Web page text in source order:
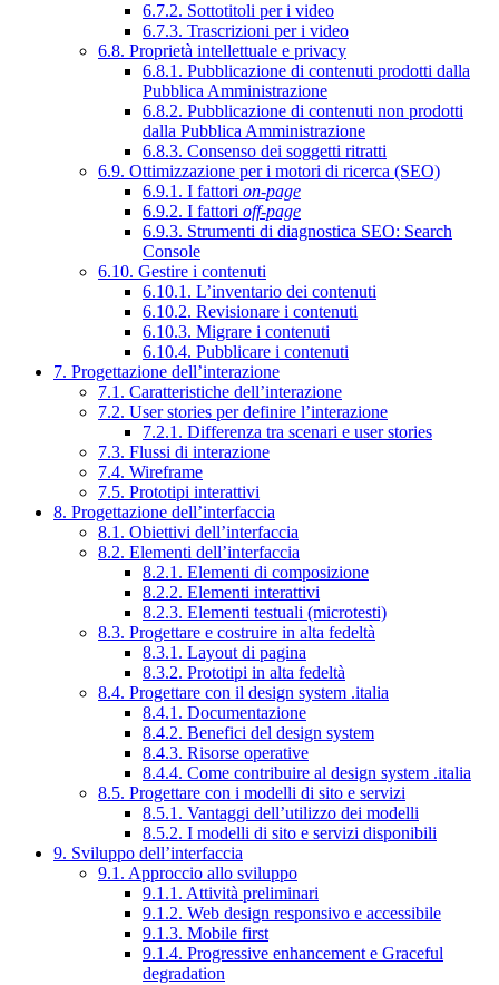
6.7.2. Sottotitoli per i video
6.7.3. Trascrizioni per i video
6.8. Proprietà intellettuale e privacy
6.8.1. Pubblicazione di contenuti prodotti dalla
Pubblica Amministrazione
6.8.2. Pubblicazione di contenuti non prodotti
dalla Pubblica Amministrazione
6.8.3. Consenso dei soggetti ritratti
6.9. Ottimizzazione per i motori di ricerca (SEO)
6.9.1. I fattori on-page
6.9.2. I fattori off-page
6.9.3. Strumenti di diagnostica SEO: Search
Console
6.10. Gestire i contenuti
6.10.1. L’inventario dei contenuti
6.10.2. Revisionare i contenuti
6.10.3. Migrare i contenuti
6.10.4. Pubblicare i contenuti
7. Progettazione dell’interazione
7.1. Caratteristiche dell’interazione
7.2. User stories per definire l’interazione
7.2.1. Differenza tra scenari e user stories
7.3. Flussi di interazione
7.4. Wireframe
7.5. Prototipi interattivi
8. Progettazione dell’interfaccia
8.1. Obiettivi dell’interfaccia
8.2. Elementi dell’interfaccia
8.2.1. Elementi di composizione
8.2.2. Elementi interattivi
8.2.3. Elementi testuali (microtesti)
8.3. Progettare e costruire in alta fedeltà
8.3.1. Layout di pagina
8.3.2. Prototipi in alta fedeltà
8.4. Progettare con il design system .italia
8.4.1. Documentazione
8.4.2. Benefici del design system
8.4.3. Risorse operative
8.4.4. Come contribuire al design system .italia
8.5. Progettare con i modelli di sito e servizi
8.5.1. Vantaggi dell’utilizzo dei modelli
8.5.2. I modelli di sito e servizi disponibili
9. Sviluppo dell’interfaccia
9.1. Approccio allo sviluppo
9.1.1. Attività preliminari
9.1.2. Web design responsivo e accessibile
9.1.3. Mobile first
9.1.4. Progressive enhancement e Graceful
degradation